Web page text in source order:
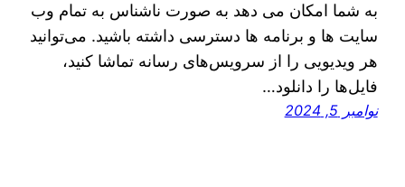
به شما امکان می دهد به صورت ناشناس به تمام وب
سایت ها و برنامه ها دسترسی داشته باشید. می‌توانید
هر ویدیویی را از سرویس‌های رسانه تماشا کنید،
فایل‌ها را دانلود…
نوامبر 5, 2024